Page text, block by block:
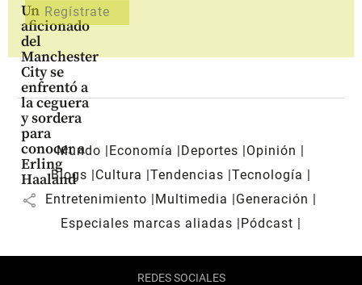
Un
aficionado
del
Manchester
City se
enfrentó a
la ceguera
y sordera
para
conocer a
Erling
Haaland
share
Mundo Economía Deportes
Opinión
Blogs
Cultura Tendencias Tecnología
Entretenimiento
Multimedia
Generación
Especiales marcas aliadas
Pódcast
REDES SOCIALES